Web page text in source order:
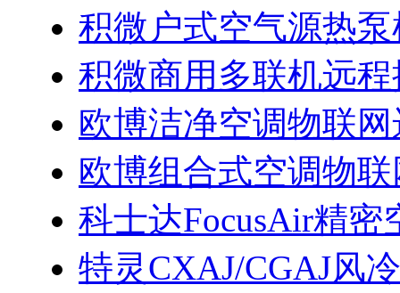
积微户式空气源热
积微商用多联机远
欧博洁净空调物联
欧博组合式空调物
科士达FocusAir精密
特灵CXAJ/CGAJ风